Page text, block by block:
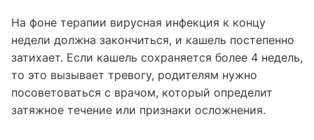
На фоне терапии вирусная инфекция к концу
недели должна закончиться, и кашель постепенно
затихает. Если кашель сохраняется более 4 недель,
то это вызывает тревогу, родителям нужно
посоветоваться с врачом, который определит
затяжное течение или признаки осложнения.